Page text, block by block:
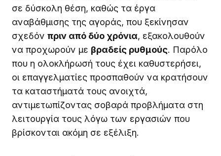
σε δύσκολη θέση, καθώς τα έργα
αναβάθμισης της αγοράς, που ξεκίνησαν
σχεδόν πριν από δύο χρόνια, εξακολουθούν
να προχωρούν με βραδείς ρυθμούς. Παρόλο
που η ολοκλήρωσή τους έχει καθυστερήσει,
οι επαγγελματίες προσπαθούν να κρατήσουν
τα καταστήματά τους ανοιχτά,
αντιμετωπίζοντας σοβαρά προβλήματα στη
λειτουργία τους λόγω των εργασιών που
βρίσκονται ακόμη σε εξέλιξη.